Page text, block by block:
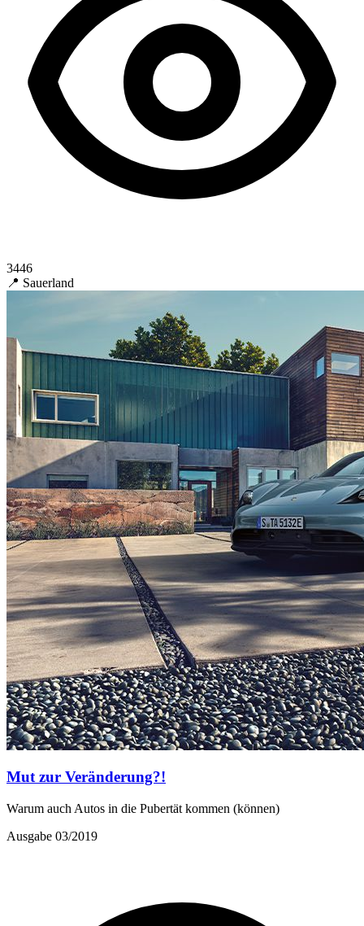
3446
📍 Sauerland
Mut zur Veränderung?!
Warum auch Autos in die Pubertät kommen (können)
Ausgabe 03/2019